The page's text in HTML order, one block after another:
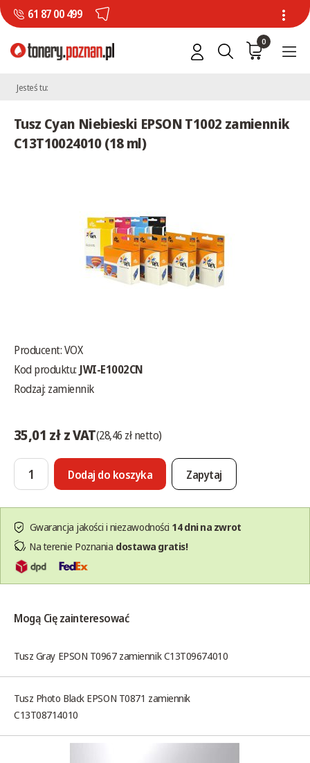
61 87 00 499
0
Jesteś tu:
Tusz Cyan Niebieski EPSON T1002 zamiennik
C13T10024010 (18 ml)
Producent:VOX
Kod produktu: JWI-E1002CN
Rodzaj: zamiennik
35,01 zł z VAT(28,46 zł netto)
Dodaj do koszyka Zapytaj
Gwarancja jakości i niezawodności 14 dni na zwrot
Na terenie Poznania dostawa gratis!
Mogą Cię zainteresować
Tusz Gray EPSON T0967 zamiennik C13T09674010
Tusz Photo Black EPSON T0871 zamiennik
C13T08714010